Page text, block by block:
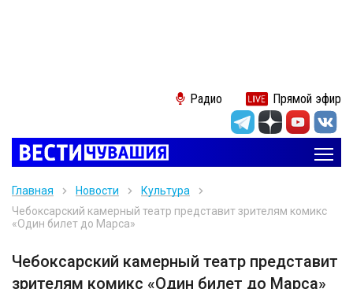
Радио Прямой эфир
Главная Новости
Культура
Чебоксарский камерный театр представит зрителям комикс
«Один билет до Марса»
Чебоксарский камерный театр представит
зрителям комикс «Один билет до Марса»